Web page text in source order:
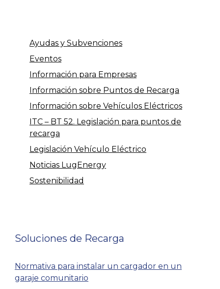
Ayudas y Subvenciones
Eventos
Información para Empresas
Información sobre Puntos de Recarga
Información sobre Vehículos Eléctricos
ITC – BT 52. Legislación para puntos de
recarga
Legislación Vehículo Eléctrico
Noticias LugEnergy
Sostenibilidad
Soluciones de Recarga
Normativa para instalar un cargador en un
garaje comunitario